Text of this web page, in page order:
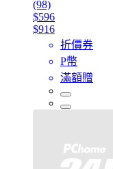
(98)
$596
$916
折價券
P幣
滿額贈